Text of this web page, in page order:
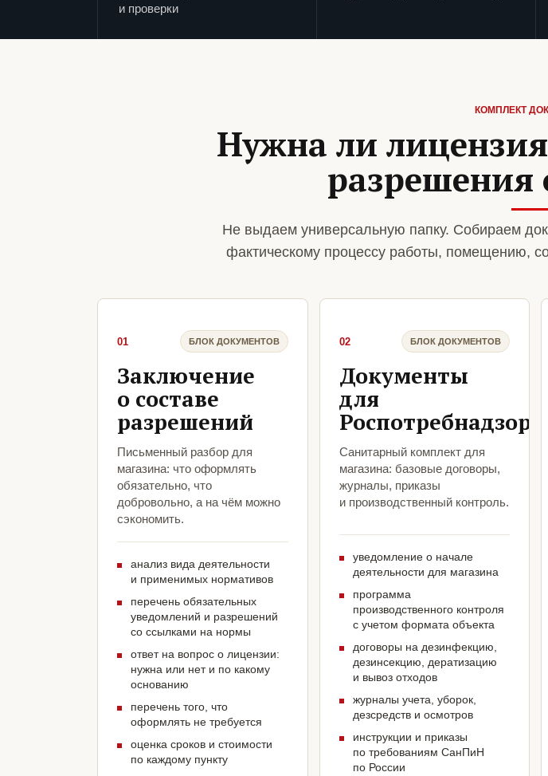
и проверки
КОМПЛЕКТ
Нужна ли
Не выдаем универсальную папку. Собираем
фактическому процессу работы, помещению,
01 БЛОК ДОКУМЕНТОВ
Заключение
о составе
разрешений
Письменный разбор для
магазина: что оформлять
обязательно, что
добровольно, а на чём можно
сэкономить.
анализ вида деятельности
и применимых нормативов
перечень обязательных
уведомлений и разрешений
со ссылками на нормы
ответ на вопрос о лицензии:
нужна или нет и по какому
основанию
перечень того, что
оформлять не требуется
оценка сроков и стоимости
по каждому пункту
02 БЛОК ДОКУМЕНТОВ
Документы
для
Роспотребнадзора
Санитарный комплект для
магазина: базовые договоры,
журналы, приказы
и производственный контроль.
уведомление о начале
деятельности для магазина
программа
производственного контроля
с учетом формата объекта
договоры на дезинфекцию,
дезинсекцию, дератизацию
и вывоз отходов
журналы учета, уборок,
дезсредств и осмотров
инструкции и приказы
по требованиям СанПиН
по России